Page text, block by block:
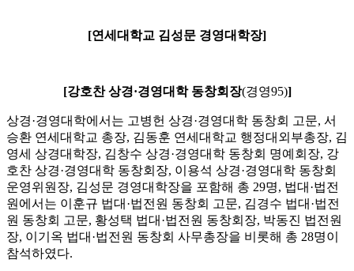
[연세대학교 김성문 경영대학장]
[강호찬 상경·경영대학 동창회장(경영95)]
상경·경영대학에서는 고병헌 상경·경영대학 동창회 고문, 서
승환 연세대학교 총장, 김동훈 연세대학교 행정대외부총장, 김
영세 상경대학장, 김창수 상경·경영대학 동창회 명예회장, 강
호찬 상경·경영대학 동창회장, 이용석 상경·경영대학 동창회
운영위원장, 김성문 경영대학장을 포함해 총 29명, 법대·법전
원에서는 이훈규 법대·법전원 동창회 고문, 김경수 법대·법전
원 동창회 고문, 황성택 법대·법전원 동창회장, 박동진 법전원
장, 이기옥 법대·법전원 동창회 사무총장을 비롯해 총 28명이
참석하였다.